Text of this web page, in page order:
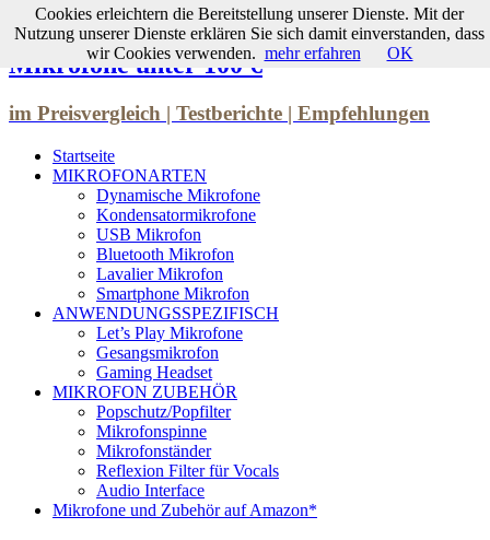
Mikrofone unter 100 €
im Preisvergleich | Testberichte | Empfehlungen
Startseite
MIKROFONARTEN
Dynamische Mikrofone
Kondensatormikrofone
USB Mikrofon
Bluetooth Mikrofon
Lavalier Mikrofon
Smartphone Mikrofon
ANWENDUNGSSPEZIFISCH
Let’s Play Mikrofone
Gesangsmikrofon
Gaming Headset
MIKROFON ZUBEHÖR
Popschutz/Popfilter
Mikrofonspinne
Mikrofonständer
Reflexion Filter für Vocals
Audio Interface
Mikrofone und Zubehör auf Amazon*
Cookies erleichtern die Bereitstellung unserer Dienste. Mit der
Nutzung unserer Dienste erklären Sie sich damit einverstanden, dass
wir Cookies verwenden. mehr erfahren OK